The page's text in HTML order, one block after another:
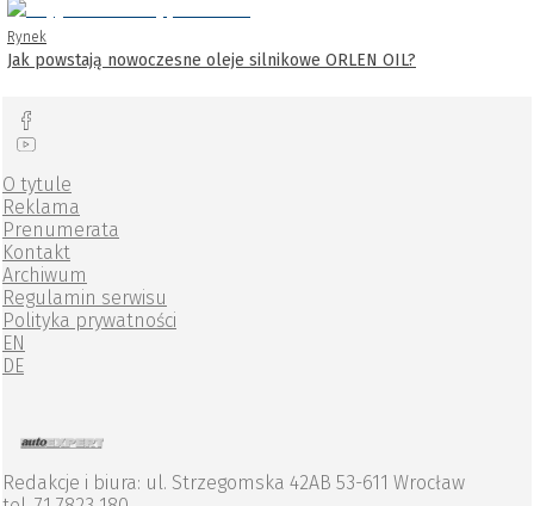
Rynek
Jak powstają nowoczesne oleje silnikowe ORLEN OIL?
O tytule
Reklama
Prenumerata
Kontakt
Archiwum
Regulamin serwisu
Polityka prywatności
EN
DE
Redakcje i biura: ul. Strzegomska 42AB 53-611 Wrocław